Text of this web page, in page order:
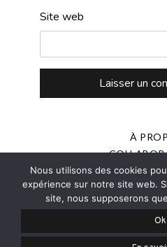
Site web
À
MENTIONS
POLITIQUE DE
Nous utilisons des cookies
expérience sur notre site web.
site, nous supposerons
Ok